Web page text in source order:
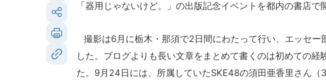
「器用じゃないけど。」の出版記念イベントを都内の書店で
撮影は6月に栃木・那須で2日間にわたって行い、エッセー
した。ブログよりも長い文章をまとめて書くのは初めての経
た。9月24日には、所属していたSKE48の須田亜香里さん（